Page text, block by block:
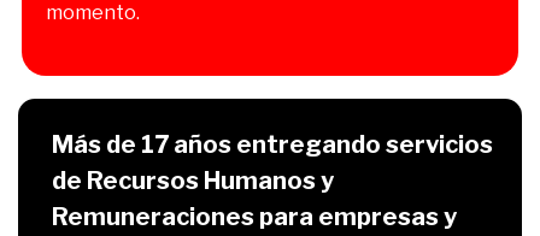
momento.
Más de 17 años entregando servicios
de Recursos Humanos y
Remuneraciones para empresas y